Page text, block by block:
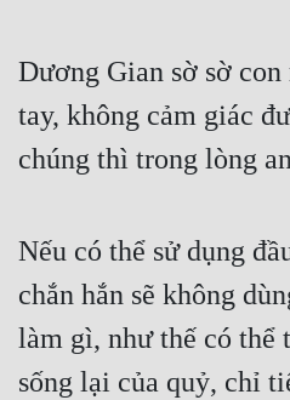
Dương Gian sờ sờ
tay, không cảm giác
chúng thì trong lòng
Nếu có thể sử dụng
chắn hắn sẽ không
làm gì, như thế có thể
sống lại của quỷ, chỉ